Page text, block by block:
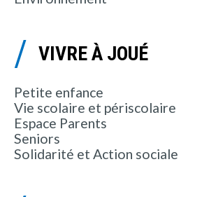
VIVRE À JOUÉ
Petite enfance
Vie scolaire et périscolaire
Espace Parents
Seniors
Solidarité et Action sociale